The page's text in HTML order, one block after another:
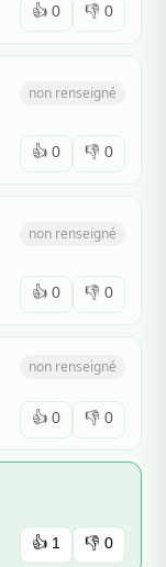
👍 0 👎 0
non renseigné
👍 0 👎 0
non renseigné
👍 0 👎 0
non renseigné
👍 0 👎 0
👍 1 👎 0